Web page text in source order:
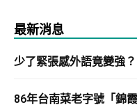
最新消息
少了緊張感外語竟變強
86年台南菜老字號「錦